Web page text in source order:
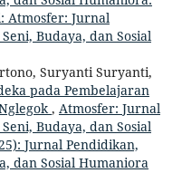
Atmosfer: Jurnal
Budaya, dan Sosial
Suryanti Suryanti,
pada Pembelajaran
, Atmosfer: Jurnal
Budaya, dan Sosial
Jurnal Pendidikan,
dan Sosial Humaniora